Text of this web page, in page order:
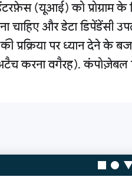
(यूआई) को प्रोग्राम के
और डेटा डिपेंडेंसी
पर ध्यान देने के
करना वगैरह).